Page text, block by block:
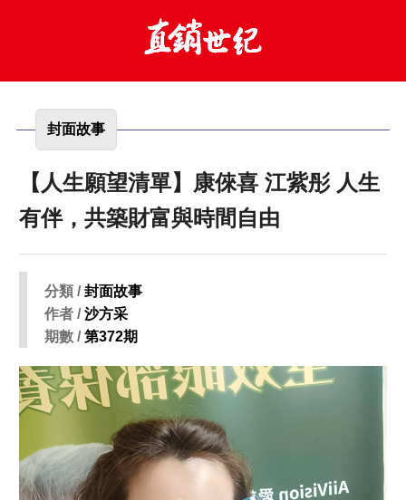
封面故事
【人生願望清單】康倈喜 江紫彤 人生
有伴，共築財富與時間自由
分類 /封面故事
作者 /沙方采
期數 /第372期